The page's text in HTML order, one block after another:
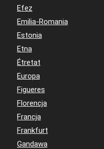
Efez
Emilia-Romania
Estonia
Etna
Étretat
Europa
Figueres
Florencja
Francja
Frankfurt
Gandawa